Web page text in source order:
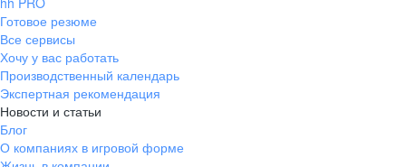
Готовое резюме
Все сервисы
Хочу у вас работать
Производственный календарь
Экспертная рекомендация
Новости и статьи
Блог
О компаниях в игровой форме